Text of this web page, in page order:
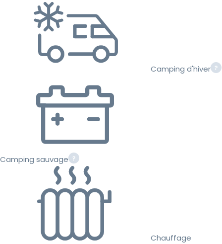
Camping d'hiver
Camping sauvage
Chauffage